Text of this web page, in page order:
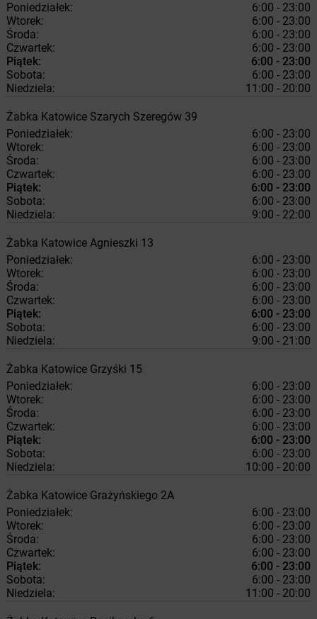
Poniedziałek:
6:00 - 23:00
Wtorek:
6:00 - 23:00
Środa:
6:00 - 23:00
Czwartek:
6:00 - 23:00
Piątek:
6:00 - 23:00
Sobota:
6:00 - 23:00
Niedziela:
11:00 - 20:00
Żabka Katowice Szarych Szeregów 39
Poniedziałek:
6:00 - 23:00
Wtorek:
6:00 - 23:00
Środa:
6:00 - 23:00
Czwartek:
6:00 - 23:00
Piątek:
6:00 - 23:00
Sobota:
6:00 - 23:00
Niedziela:
9:00 - 22:00
Żabka Katowice Agnieszki 13
Poniedziałek:
6:00 - 23:00
Wtorek:
6:00 - 23:00
Środa:
6:00 - 23:00
Czwartek:
6:00 - 23:00
Piątek:
6:00 - 23:00
Sobota:
6:00 - 23:00
Niedziela:
9:00 - 21:00
Żabka Katowice Grzyśki 15
Poniedziałek:
6:00 - 23:00
Wtorek:
6:00 - 23:00
Środa:
6:00 - 23:00
Czwartek:
6:00 - 23:00
Piątek:
6:00 - 23:00
Sobota:
6:00 - 23:00
Niedziela:
10:00 - 20:00
Żabka Katowice Grażyńskiego 2A
Poniedziałek:
6:00 - 23:00
Wtorek:
6:00 - 23:00
Środa:
6:00 - 23:00
Czwartek:
6:00 - 23:00
Piątek:
6:00 - 23:00
Sobota:
6:00 - 23:00
Niedziela:
11:00 - 20:00